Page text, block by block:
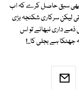
بھی سبق حاصل کرے کہ اب
لیکن سرکاری شکنجہ بڑی
ذمے داری نبھانے تو اس
جھٹکا ہے بجلی کا...!